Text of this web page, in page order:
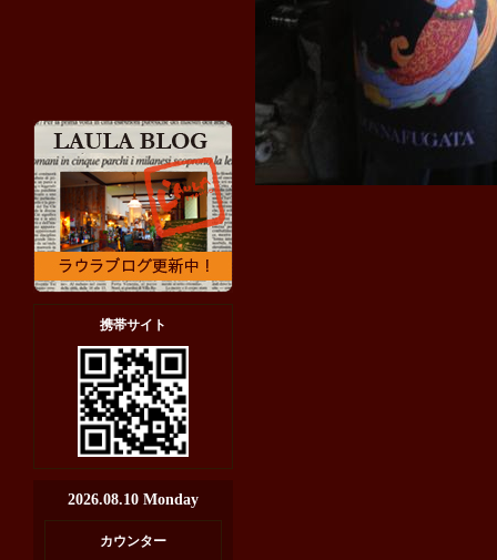
携帯サイト
2026.08.10 Monday
カウンター